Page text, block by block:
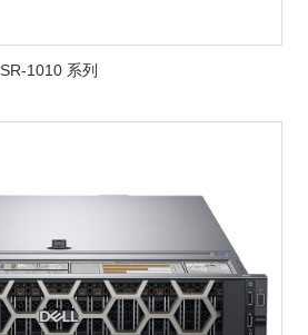
1010 系列